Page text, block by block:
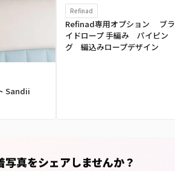
Sandii
Refinad
Refinad専用オプション ブラ
イドロープ 手編み パイピン
グ 編込みロープデザイン
写真をシェアしませんか？